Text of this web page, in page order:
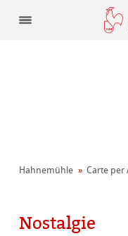
Hahnemühle Carte per
Nostalgie